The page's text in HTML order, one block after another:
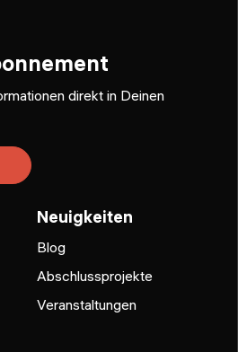
direkt in Deinen
Neuigkeiten
Blog
Abschlussprojekte
Veranstaltungen